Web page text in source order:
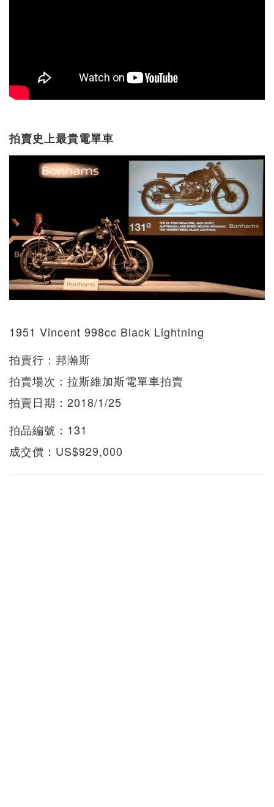
拍賣史上最貴電單車
1951 Vincent 998cc Black Lightning
拍賣行：邦瀚斯
拍賣場次：拉斯維加斯電單車拍賣
拍賣日期：2018/1/25
拍品編號：131
成交價：US$929,000